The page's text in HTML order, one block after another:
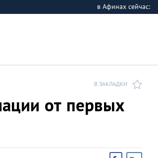
в Афинах сейчас:
В ЗАКЛАДКИ
от первых